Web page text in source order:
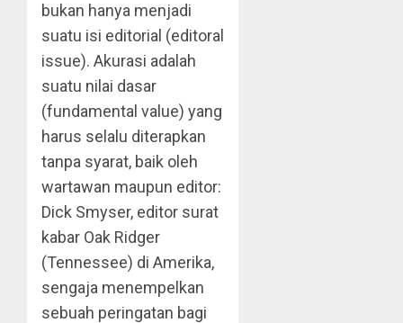
bukan hanya menjadi
suatu isi editorial (editoral
issue). Akurasi adalah
suatu nilai dasar
(fundamental value) yang
harus selalu diterapkan
tanpa syarat, baik oleh
wartawan maupun editor:
Dick Smyser, editor surat
kabar Oak Ridger
(Tennessee) di Amerika,
sengaja menempelkan
sebuah peringatan bagi